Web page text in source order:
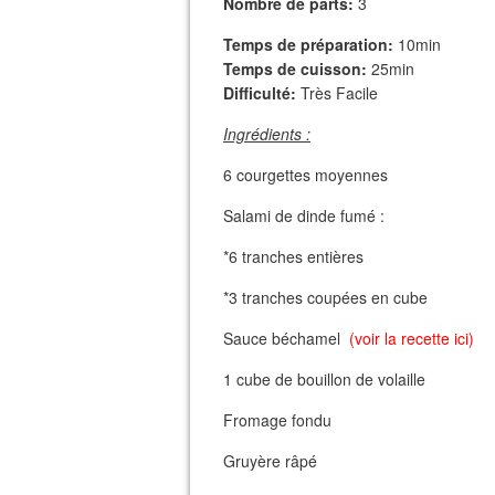
Temps de préparation: 10min
Temps de cuisson: 25min
Difficulté: Très Facile
Ingrédients :
6 courgettes moyennes
Salami de dinde fumé :
*6 tranches entières
*3 tranches coupées en cube
Sauce béchamel (voir la recette ici)
1 cube de bouillon de volaille
Fromage fondu
Gruyère râpé